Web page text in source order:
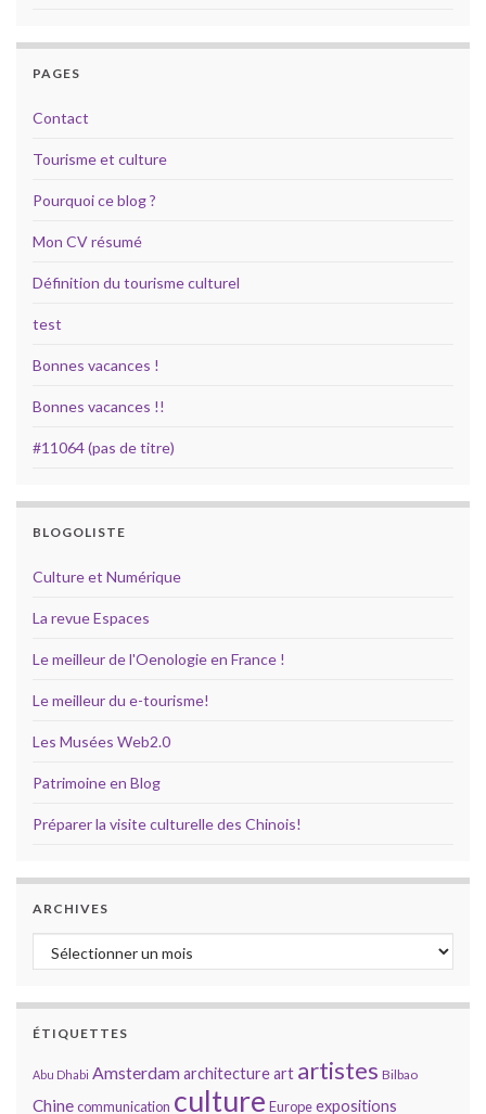
PAGES
Contact
Tourisme et culture
Pourquoi ce blog ?
Mon CV résumé
Définition du tourisme culturel
test
Bonnes vacances !
Bonnes vacances !!
#11064 (pas de titre)
BLOGOLISTE
Culture et Numérique
La revue Espaces
Le meilleur de l'Oenologie en France !
Le meilleur du e-tourisme!
Les Musées Web2.0
Patrimoine en Blog
Préparer la visite culturelle des Chinois!
ARCHIVES
Archives
ÉTIQUETTES
Abu Dhabi Amsterdamarchitectureart artistes Bilbao
Chinecommunication culture Europeexpositions